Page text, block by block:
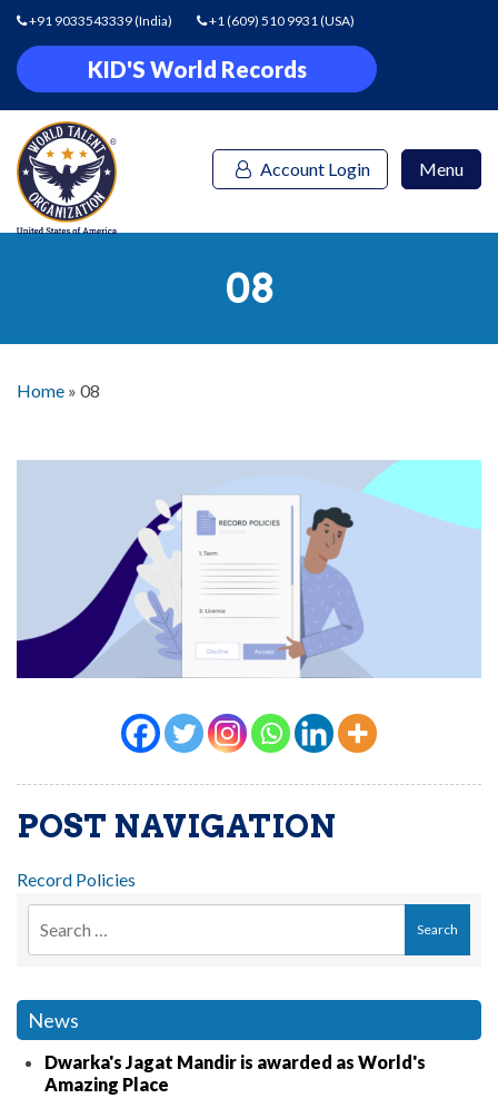
+91 9033543339(India) +1 (609) 510 9931(USA)
KID'S World Records
Account Login Menu
08
Home » 08
POST NAVIGATION
Record Policies
News
Dwarka's Jagat Mandir is awarded as World's
Amazing Place